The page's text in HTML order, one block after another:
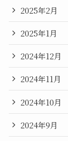
2025年2月
2025年1月
2024年12月
2024年11月
2024年10月
2024年9月